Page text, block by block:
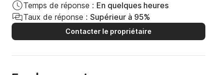
Temps de réponse : En quelques heures
Taux de réponse : Supérieur à 95%
Contacter le propriétaire